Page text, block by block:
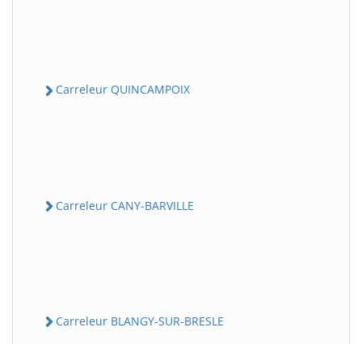
Carreleur QUINCAMPOIX
Carreleur CANY-BARVILLE
Carreleur BLANGY-SUR-BRESLE